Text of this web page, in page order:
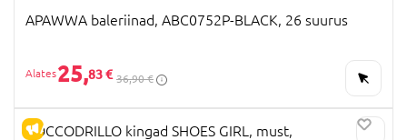
APAWWA baleriinad, ABC0752P-BLACK, 26 suurus
25,83 € 36,90 €
ALLAHINDLUS
COCCODRILLO kingad SHOES GIRL, must,